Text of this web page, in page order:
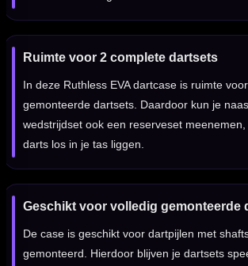
Ruimte voor 2 complete dartsets
In deze Ruthless EVA dartcase is ruimte
gemonteerde dartsets. Daardoor kun je
wedstrijdset ook een reserveset
darts los in je tas liggen.
Geschikt voor volledig gemonteerde
De case is geschikt voor dartpijlen met
gemonteerd. Hierdoor blijven je dartsets